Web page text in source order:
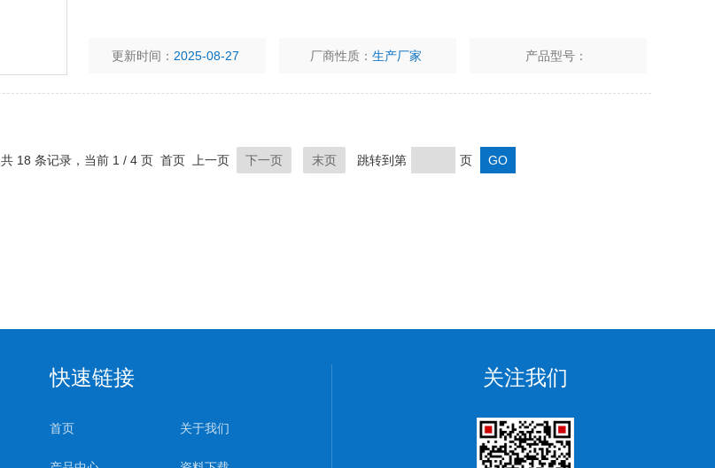
更新时间： 2025-08-27 厂商性质：生产厂家 产品型号：
共 18 条记录，当前 1 / 4 页 首页 上一页 下一页 末页 跳转到第 页
快速链接
首页 关于我们
关注我们